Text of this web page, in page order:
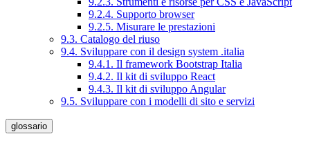
9.2.4. Supporto browser
9.2.5. Misurare le prestazioni
9.3. Catalogo del riuso
9.4. Sviluppare con il design system .italia
9.4.1. Il framework Bootstrap Italia
9.4.2. Il kit di sviluppo React
9.4.3. Il kit di sviluppo Angular
9.5. Sviluppare con i modelli di sito e servizi
glossario